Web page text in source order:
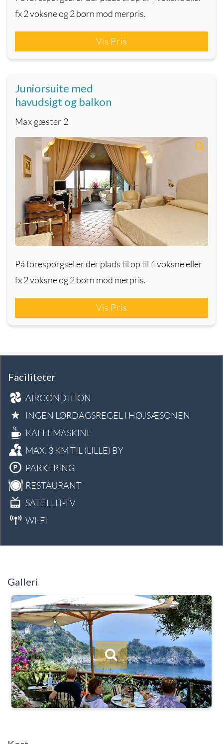
fx 2 voksne og 2 børn mod merpris.
Vis Pris
Juniorsuite med
havudsigt og balkon
Max gæster 2
På forespørgsel er der plads til op til 4 voksne eller
fx 2 voksne og 2 børn mod merpris.
Vis Pris
Faciliteter
AIRCONDITION
INGEN LØRDAGSREGEL I HØJSÆSONEN
KAFFEMASKINE
MAX. 3 KM TIL (LILLE) BY
PARKERING
RESTAURANT
SATELLIT-TV
WI-FI
Galleri